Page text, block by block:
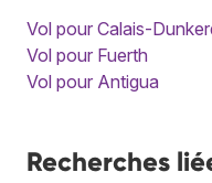
Vol pour Calais-
Vol pour Fuerth
Vol pour Antigua
Recherches